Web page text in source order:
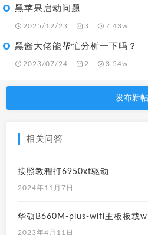
黑苹果启动问题
2025/12/23 3 7.43w
黑酱大佬能帮忙分析一下吗？
2023/07/24 2 3.54w
发布新帖
相关问答
按照教程打6950xt驱动
2024年11月7日
华硕B660M-plus-wifi主板板载
2023年4月11日